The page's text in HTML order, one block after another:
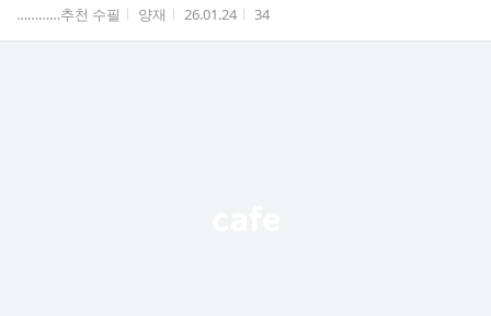
게시판명
…………추천 수필 작성자
양재 작성시간
26.01.24 조회수
34